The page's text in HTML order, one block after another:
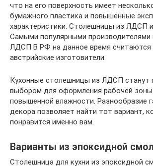
что на его поверхность имеет
бумажного пластика и повышенные
характеристики. Столешницы из ЛДСП и
Самыми популярными производителями
ЛДСП В РФ на данное время считаются
австрийские изготовители.
Кухонные столешницы из ЛДСП станут
выбором для оформления рабочей зоны
повышенной влажности. Разнообразие
декора позволяет найти тот вариант,
понравится именно вам.
Варианты из эпоксидной
Столешница для кухни из эпоксидной